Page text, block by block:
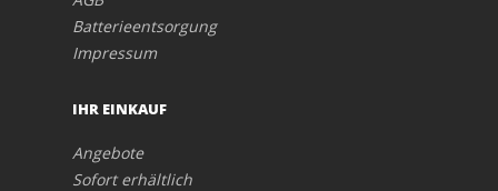
Batterieentsorgung
Impressum
IHR EINKAUF
Angebote
Sofort erhältlich